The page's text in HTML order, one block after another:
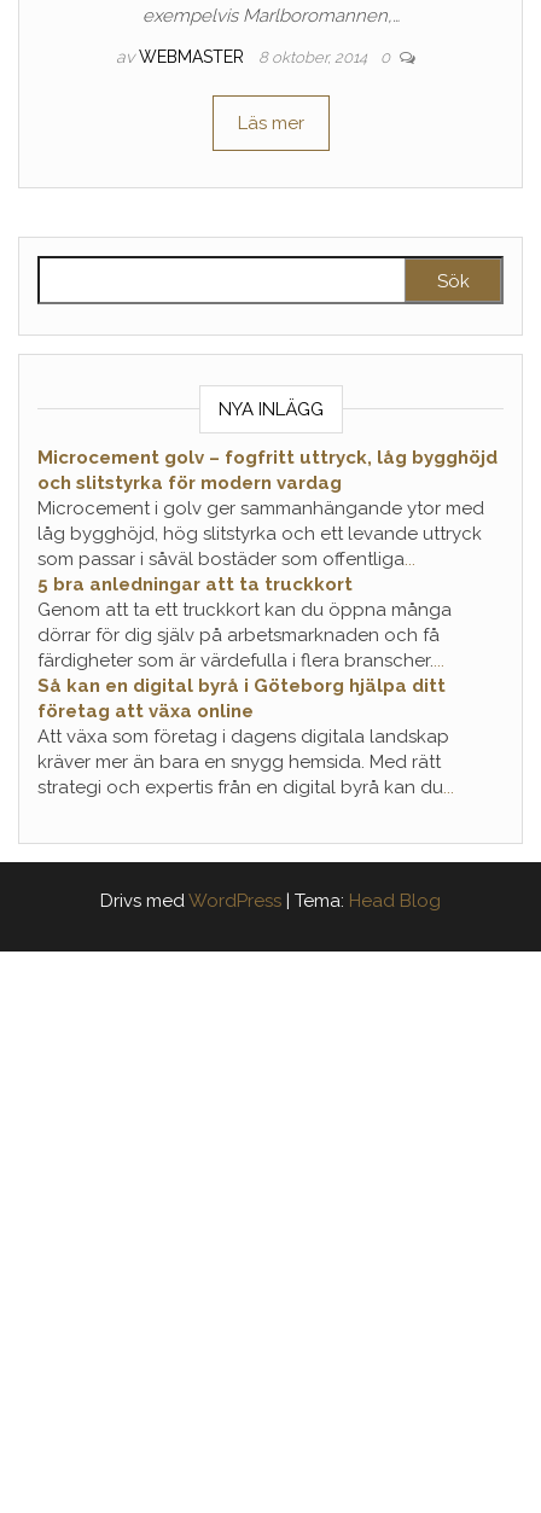
exempelvis Marlboromannen,…
av WEBMASTER 8 oktober, 2014 0
Läs mer
NYA INLÄGG
Microcement golv – fogfritt uttryck, låg bygghöjd
och slitstyrka för modern vardag
Microcement i golv ger sammanhängande ytor med
låg bygghöjd, hög slitstyrka och ett levande uttryck
som passar i såväl bostäder som offentliga...
5 bra anledningar att ta truckkort
Genom att ta ett truckkort kan du öppna många
dörrar för dig själv på arbetsmarknaden och få
färdigheter som är värdefulla i flera branscher....
Så kan en digital byrå i Göteborg hjälpa ditt
företag att växa online
Att växa som företag i dagens digitala landskap
kräver mer än bara en snygg hemsida. Med rätt
strategi och expertis från en digital byrå kan du...
Drivs medWordPress | Tema: Head Blog